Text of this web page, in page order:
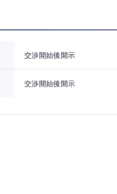
交渉開始後開示
交渉開始後開示